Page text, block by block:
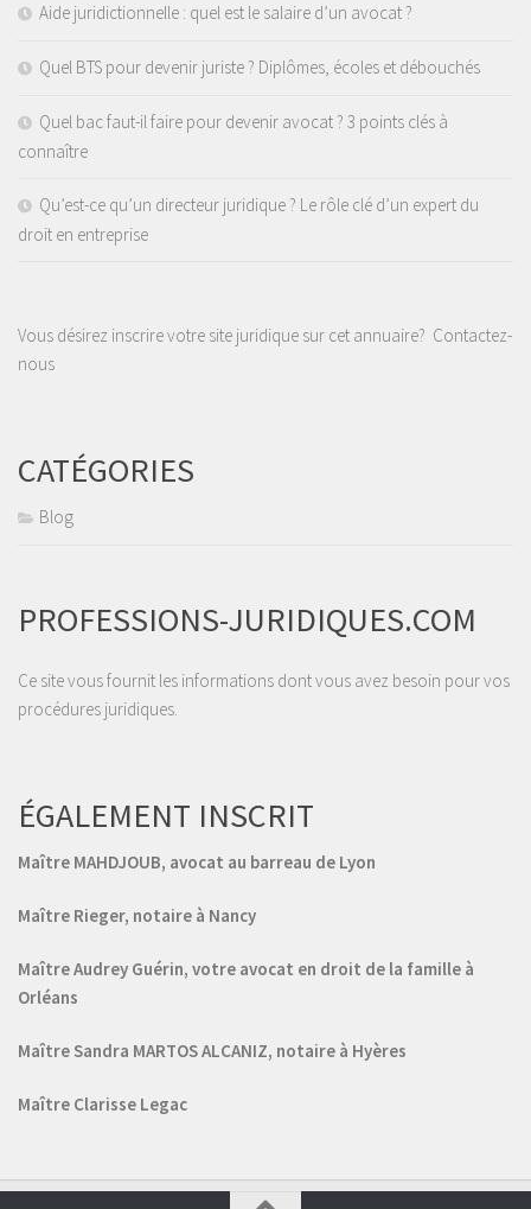
Aide juridictionnelle : quel est le salaire d’un avocat ?
Quel BTS pour devenir juriste ? Diplômes, écoles et débouchés
Quel bac faut-il faire pour devenir avocat ? 3 points clés à
connaître
Qu’est-ce qu’un directeur juridique ? Le rôle clé d’un expert du
droit en entreprise
Vous désirez inscrire votre site juridique sur cet annuaire? Contactez-
nous
CATÉGORIES
Blog
PROFESSIONS-JURIDIQUES.COM
Ce site vous fournit les informations dont vous avez besoin pour vos
procédures juridiques.
ÉGALEMENT INSCRIT
Maître MAHDJOUB, avocat au barreau de Lyon
Maître Rieger, notaire à Nancy
Maître Audrey Guérin, votre avocat en droit de la famille à
Orléans
Maître Sandra MARTOS ALCANIZ, notaire à Hyères
Maître Clarisse Legac